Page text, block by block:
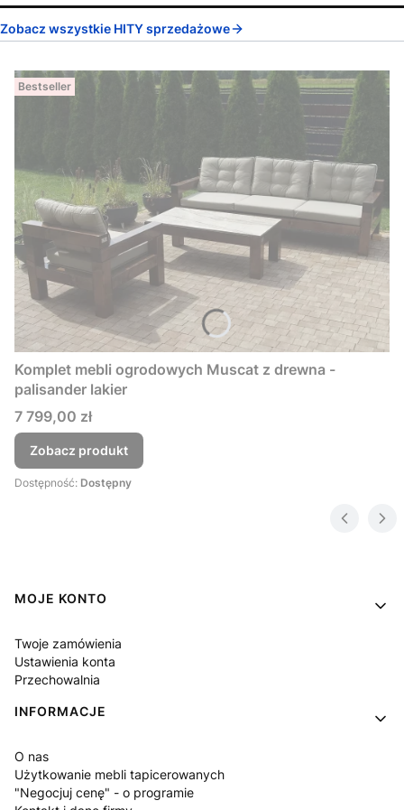
Zobacz wszystkie HITY sprzedażowe
Bestseller
Komplet mebli ogrodowych Muscat z drewna -
palisander lakier
Cena
7 799,00 zł
Zobacz produkt
Dostępność: Dostępny
Linki w stopce
MOJE KONTO
Twoje zamówienia
Ustawienia konta
Przechowalnia
INFORMACJE
O nas
Użytkowanie mebli tapicerowanych
"Negocjuj cenę" - o programie